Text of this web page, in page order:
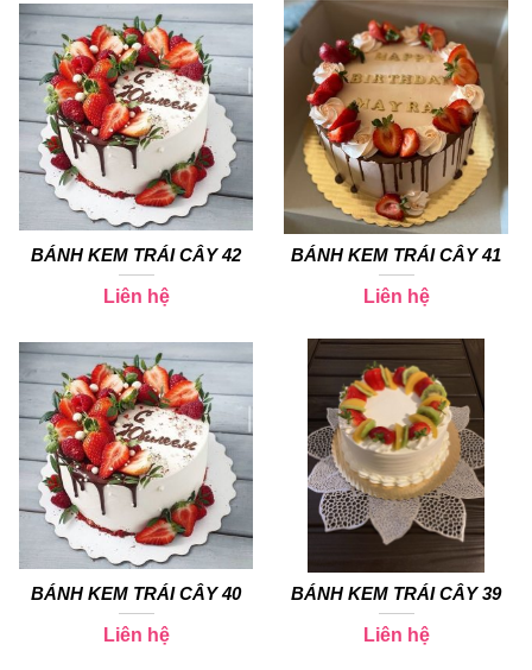
BÁNH KEM TRÁI CÂY 42
Liên hệ
BÁNH KEM TRÁI CÂY 41
Liên hệ
BÁNH KEM TRÁI CÂY 40
Liên hệ
BÁNH KEM TRÁI CÂY 39
Liên hệ